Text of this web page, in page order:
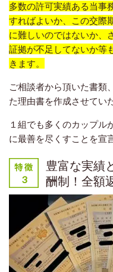
多数の許可実績ある当事
すればよいか、この交際
に難しいのではないか、
証拠が不足してないか等
きます。
ご相談者から頂いた書類
た理由書を作成させてい
１組でも多くのカップル
に最善を尽くすことを宣
豊富な実績
酬制！全額